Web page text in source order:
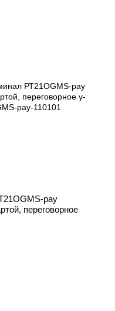
pay
переговорное